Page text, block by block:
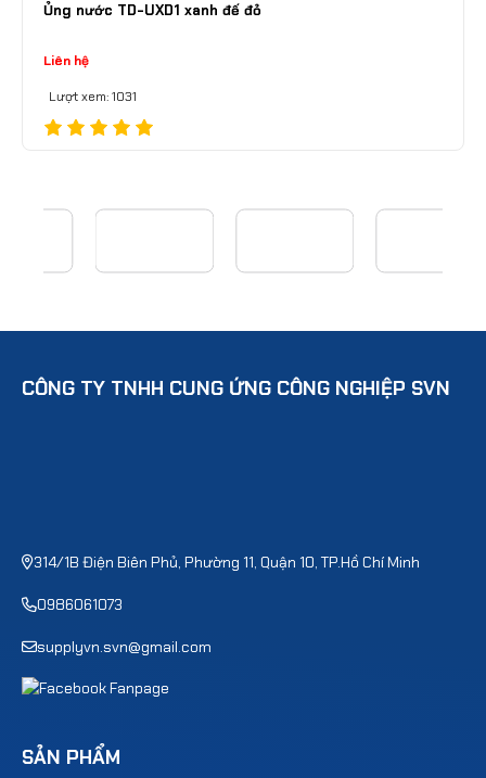
Ủng nước TD-UXD1 xanh đế đỏ
Liên hệ
Lượt xem: 1031
CÔNG TY TNHH CUNG ỨNG CÔNG NGHIỆP SVN
314/1B Điện Biên Phủ, Phường 11, Quận 10, TP.Hồ Chí Minh
0986061073
supplyvn.svn@gmail.com
SẢN PHẨM